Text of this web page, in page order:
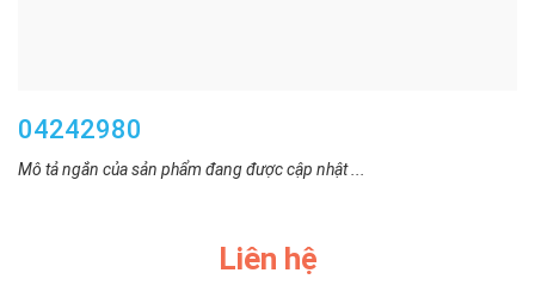
04242980
Mô tả ngắn của sản phẩm đang được cập nhật ...
Liên hệ